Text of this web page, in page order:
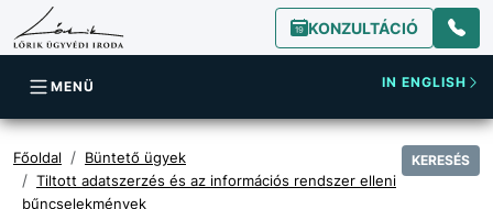
KONZULTÁCIÓ
MENÜ IN ENGLISH
Főoldal
Büntető ügyek
Tiltott adatszerzés és az információs rendszer elleni
bűncselekmények
KERESÉS